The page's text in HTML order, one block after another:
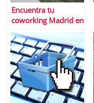
Encuentra tu
coworking Madrid en
Cloudworks